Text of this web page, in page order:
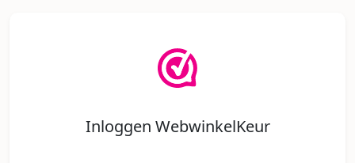
Inloggen WebwinkelKeur